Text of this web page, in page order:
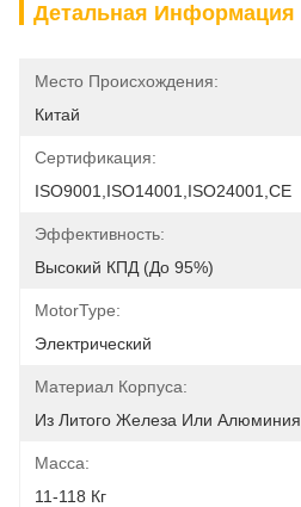
Детальная Информация
Место Происхождения:
Китай
Сертификация:
ISO9001,ISO14001,ISO24001,CE
Эффективность:
Высокий КПД (до 95%)
MotorType:
Электрический
Материал Корпуса:
Из Литого Железа Или Алюминия
Масса:
11-118 Кг